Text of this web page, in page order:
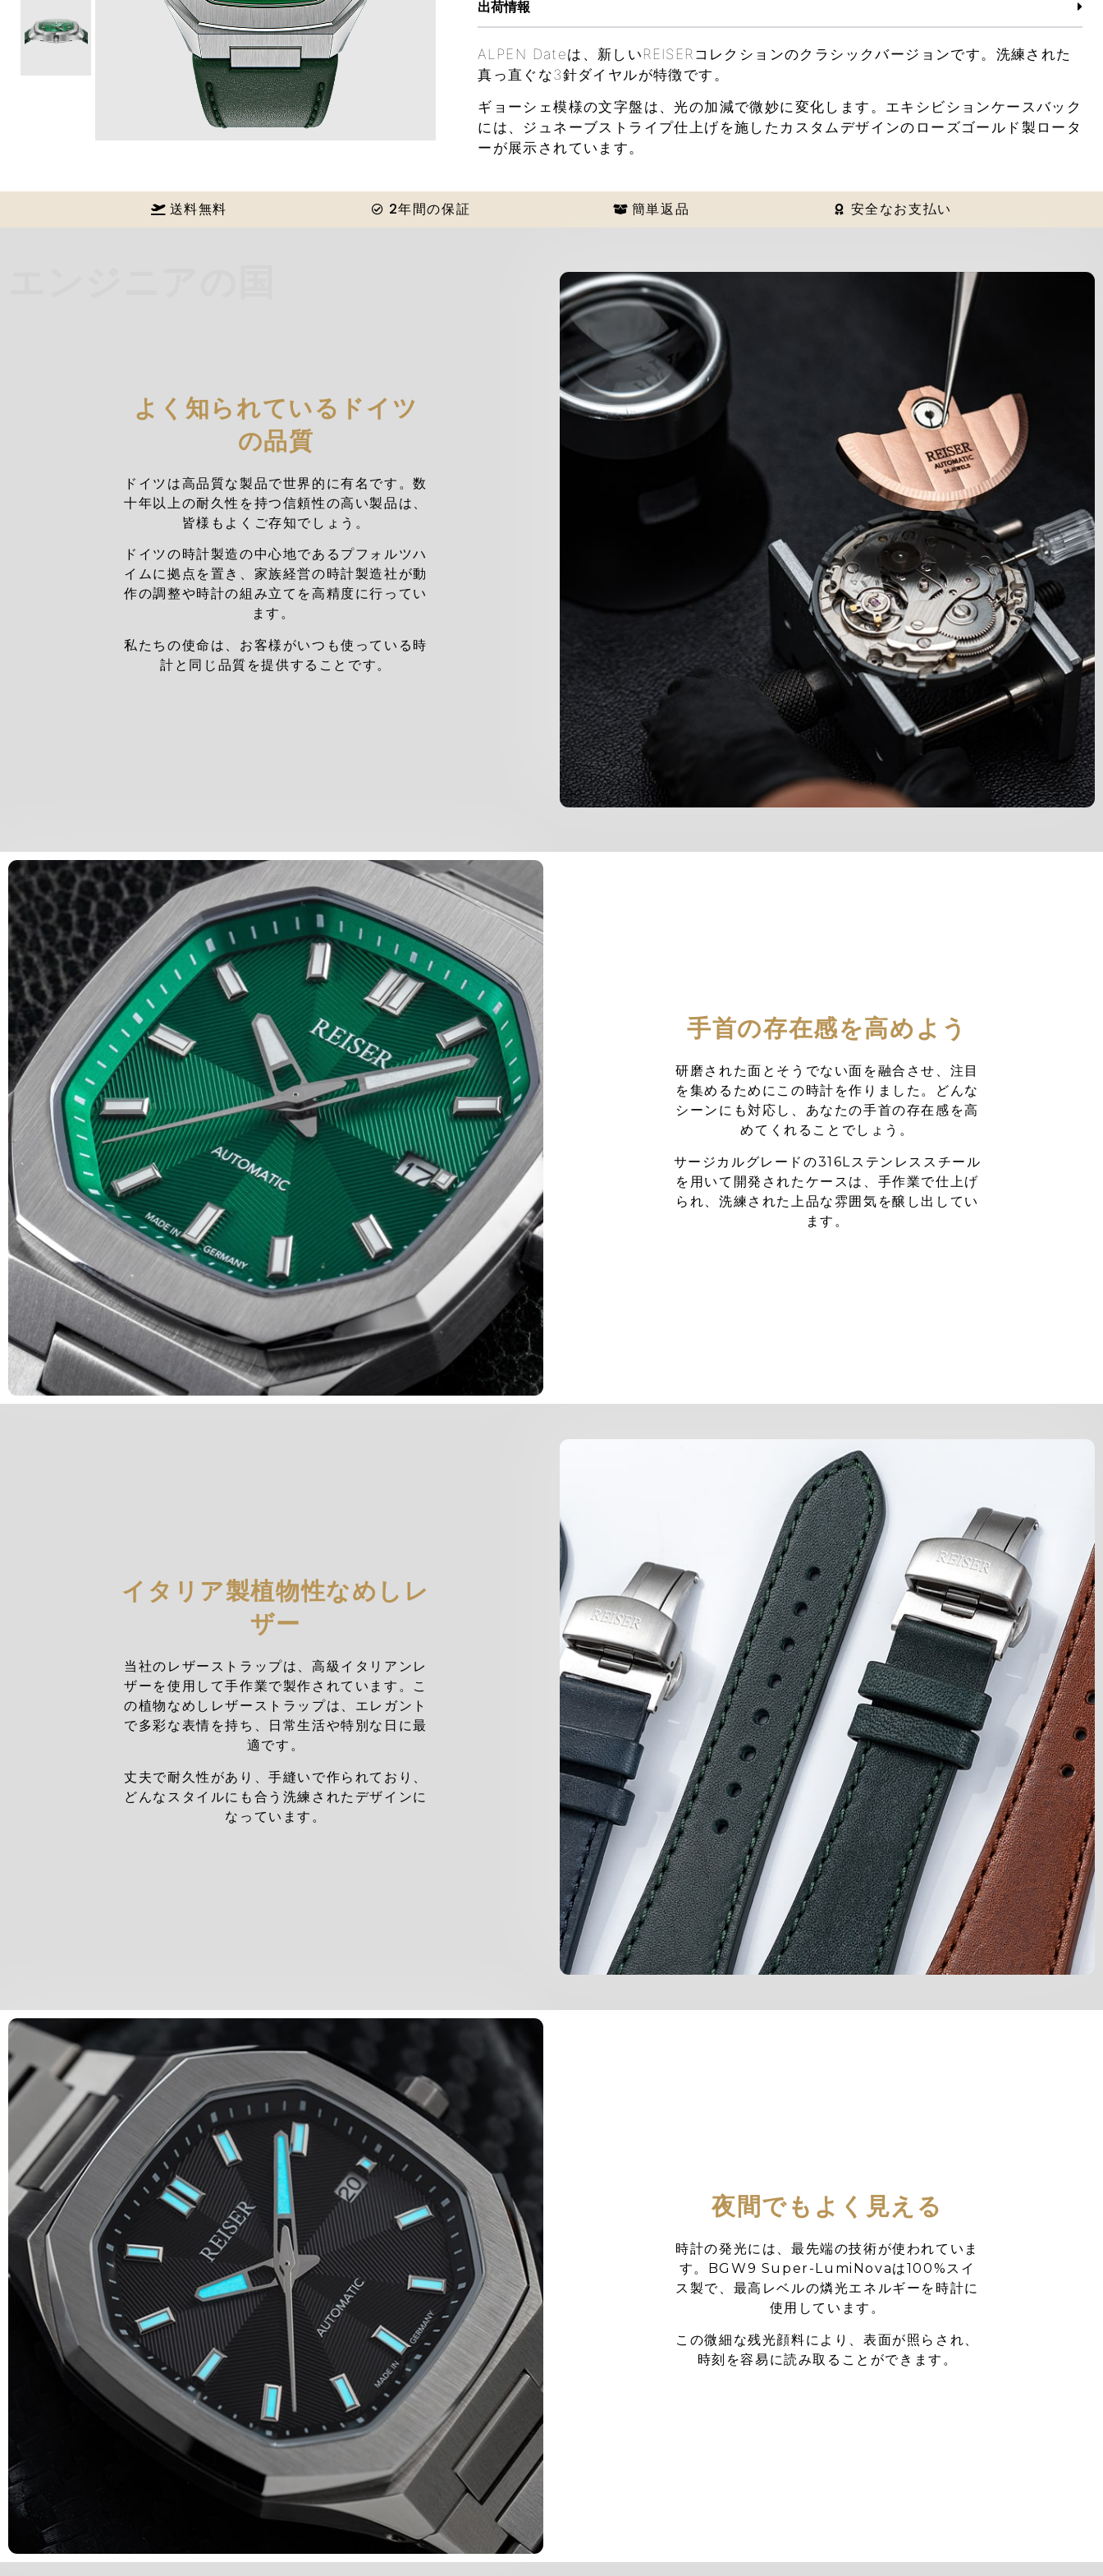
出荷情報
ALPEN Dateは、新しいREISERコレクションのクラシックバージョンです。洗練された
真っ直ぐな3針ダイヤルが特徴です。
ギョーシェ模様の文字盤は、光の加減で微妙に変化します。エキシビションケースバック
には、ジュネーブストライプ仕上げを施したカスタムデザインのローズゴールド製ロータ
ーが展示されています。
送料無料 2年間の保証 簡単返品 安全なお支払い
よく知られているドイツ
の品質
ドイツは高品質な製品で世界的に有名です。数
十年以上の耐久性を持つ信頼性の高い製品は、
皆様もよくご存知でしょう。
ドイツの時計製造の中心地であるプフォルツハ
イムに拠点を置き、家族経営の時計製造社が動
作の調整や時計の組み立てを高精度に行ってい
ます。
私たちの使命は、お客様がいつも使っている時
計と同じ品質を提供することです。
手首の存在感を高めよう
研磨された面とそうでない面を融合させ、注目
を集めるためにこの時計を作りました。どんな
シーンにも対応し、あなたの手首の存在感を高
めてくれることでしょう。
サージカルグレードの316Lステンレススチール
を用いて開発されたケースは、手作業で仕上げ
られ、洗練された上品な雰囲気を醸し出してい
ます。
イタリア製植物性なめしレ
ザー
当社のレザーストラップは、高級イタリアンレ
ザーを使用して手作業で製作されています。こ
の植物なめしレザーストラップは、エレガント
で多彩な表情を持ち、日常生活や特別な日に最
適です。
丈夫で耐久性があり、手縫いで作られており、
どんなスタイルにも合う洗練されたデザインに
なっています。
夜間でもよく見える
時計の発光には、最先端の技術が使われていま
す。BGW9 Super-LumiNovaは100%スイ
ス製で、最高レベルの燐光エネルギーを時計に
使用しています。
この微細な残光顔料により、表面が照らされ、
時刻を容易に読み取ることができます。